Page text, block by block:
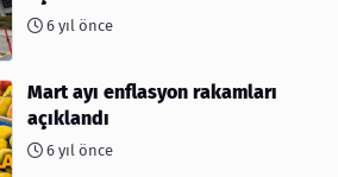
6 yıl önce
Mart ayı enflasyon rakamları
açıklandı
6 yıl önce